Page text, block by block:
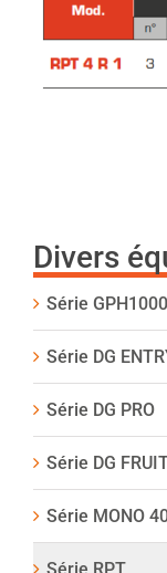
Divers
Série GPH1000
Série DG
Série DG PRO
Série DG
Série MONO